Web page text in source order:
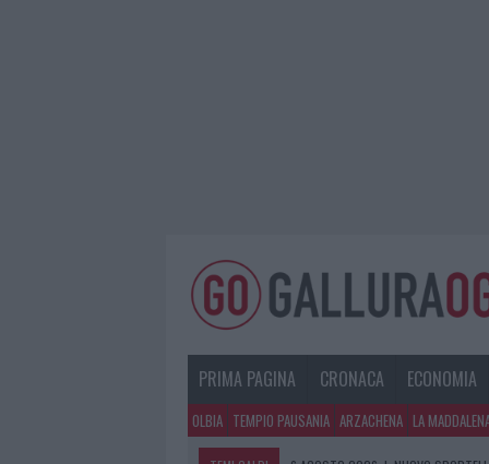
PRIMA PAGINA CRONACA ECONOMIA
OLBIA TEMPIO PAUSANIA ARZACHENA LA